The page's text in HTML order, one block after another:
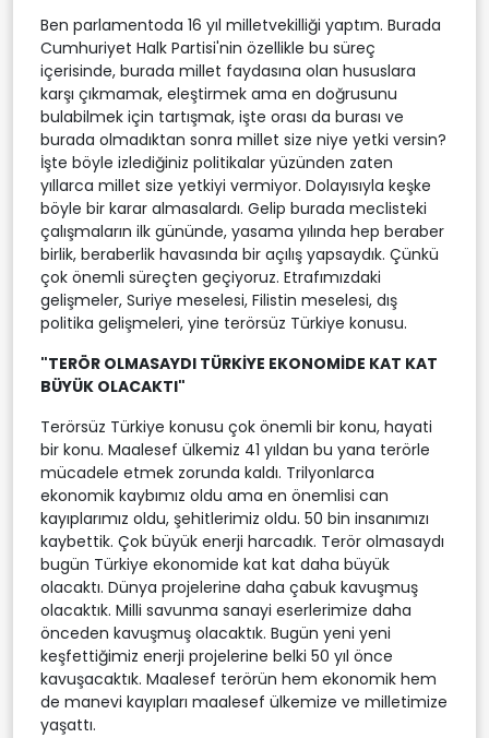
Ben parlamentoda 16 yıl milletvekilliği yaptım. Burada
Cumhuriyet Halk Partisi'nin özellikle bu süreç
içerisinde, burada millet faydasına olan hususlara
karşı çıkmamak, eleştirmek ama en doğrusunu
bulabilmek için tartışmak, işte orası da burası ve
burada olmadıktan sonra millet size niye yetki versin?
İşte böyle izlediğiniz politikalar yüzünden zaten
yıllarca millet size yetkiyi vermiyor. Dolayısıyla keşke
böyle bir karar almasalardı. Gelip burada meclisteki
çalışmaların ilk gününde, yasama yılında hep beraber
birlik, beraberlik havasında bir açılış yapsaydık. Çünkü
çok önemli süreçten geçiyoruz. Etrafımızdaki
gelişmeler, Suriye meselesi, Filistin meselesi, dış
politika gelişmeleri, yine terörsüz Türkiye konusu.
"TERÖR OLMASAYDI TÜRKİYE EKONOMİDE KAT KAT
BÜYÜK OLACAKTI"
Terörsüz Türkiye konusu çok önemli bir konu, hayati
bir konu. Maalesef ülkemiz 41 yıldan bu yana terörle
mücadele etmek zorunda kaldı. Trilyonlarca
ekonomik kaybımız oldu ama en önemlisi can
kayıplarımız oldu, şehitlerimiz oldu. 50 bin insanımızı
kaybettik. Çok büyük enerji harcadık. Terör olmasaydı
bugün Türkiye ekonomide kat kat daha büyük
olacaktı. Dünya projelerine daha çabuk kavuşmuş
olacaktık. Milli savunma sanayi eserlerimize daha
önceden kavuşmuş olacaktık. Bugün yeni yeni
keşfettiğimiz enerji projelerine belki 50 yıl önce
kavuşacaktık. Maalesef terörün hem ekonomik hem
de manevi kayıpları maalesef ülkemize ve milletimize
yaşattı.